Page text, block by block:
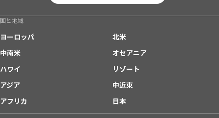
国と地域
ヨーロッパ
北米
中南米
オセアニア
ハワイ
リゾート
アジア
中近東
アフリカ
日本